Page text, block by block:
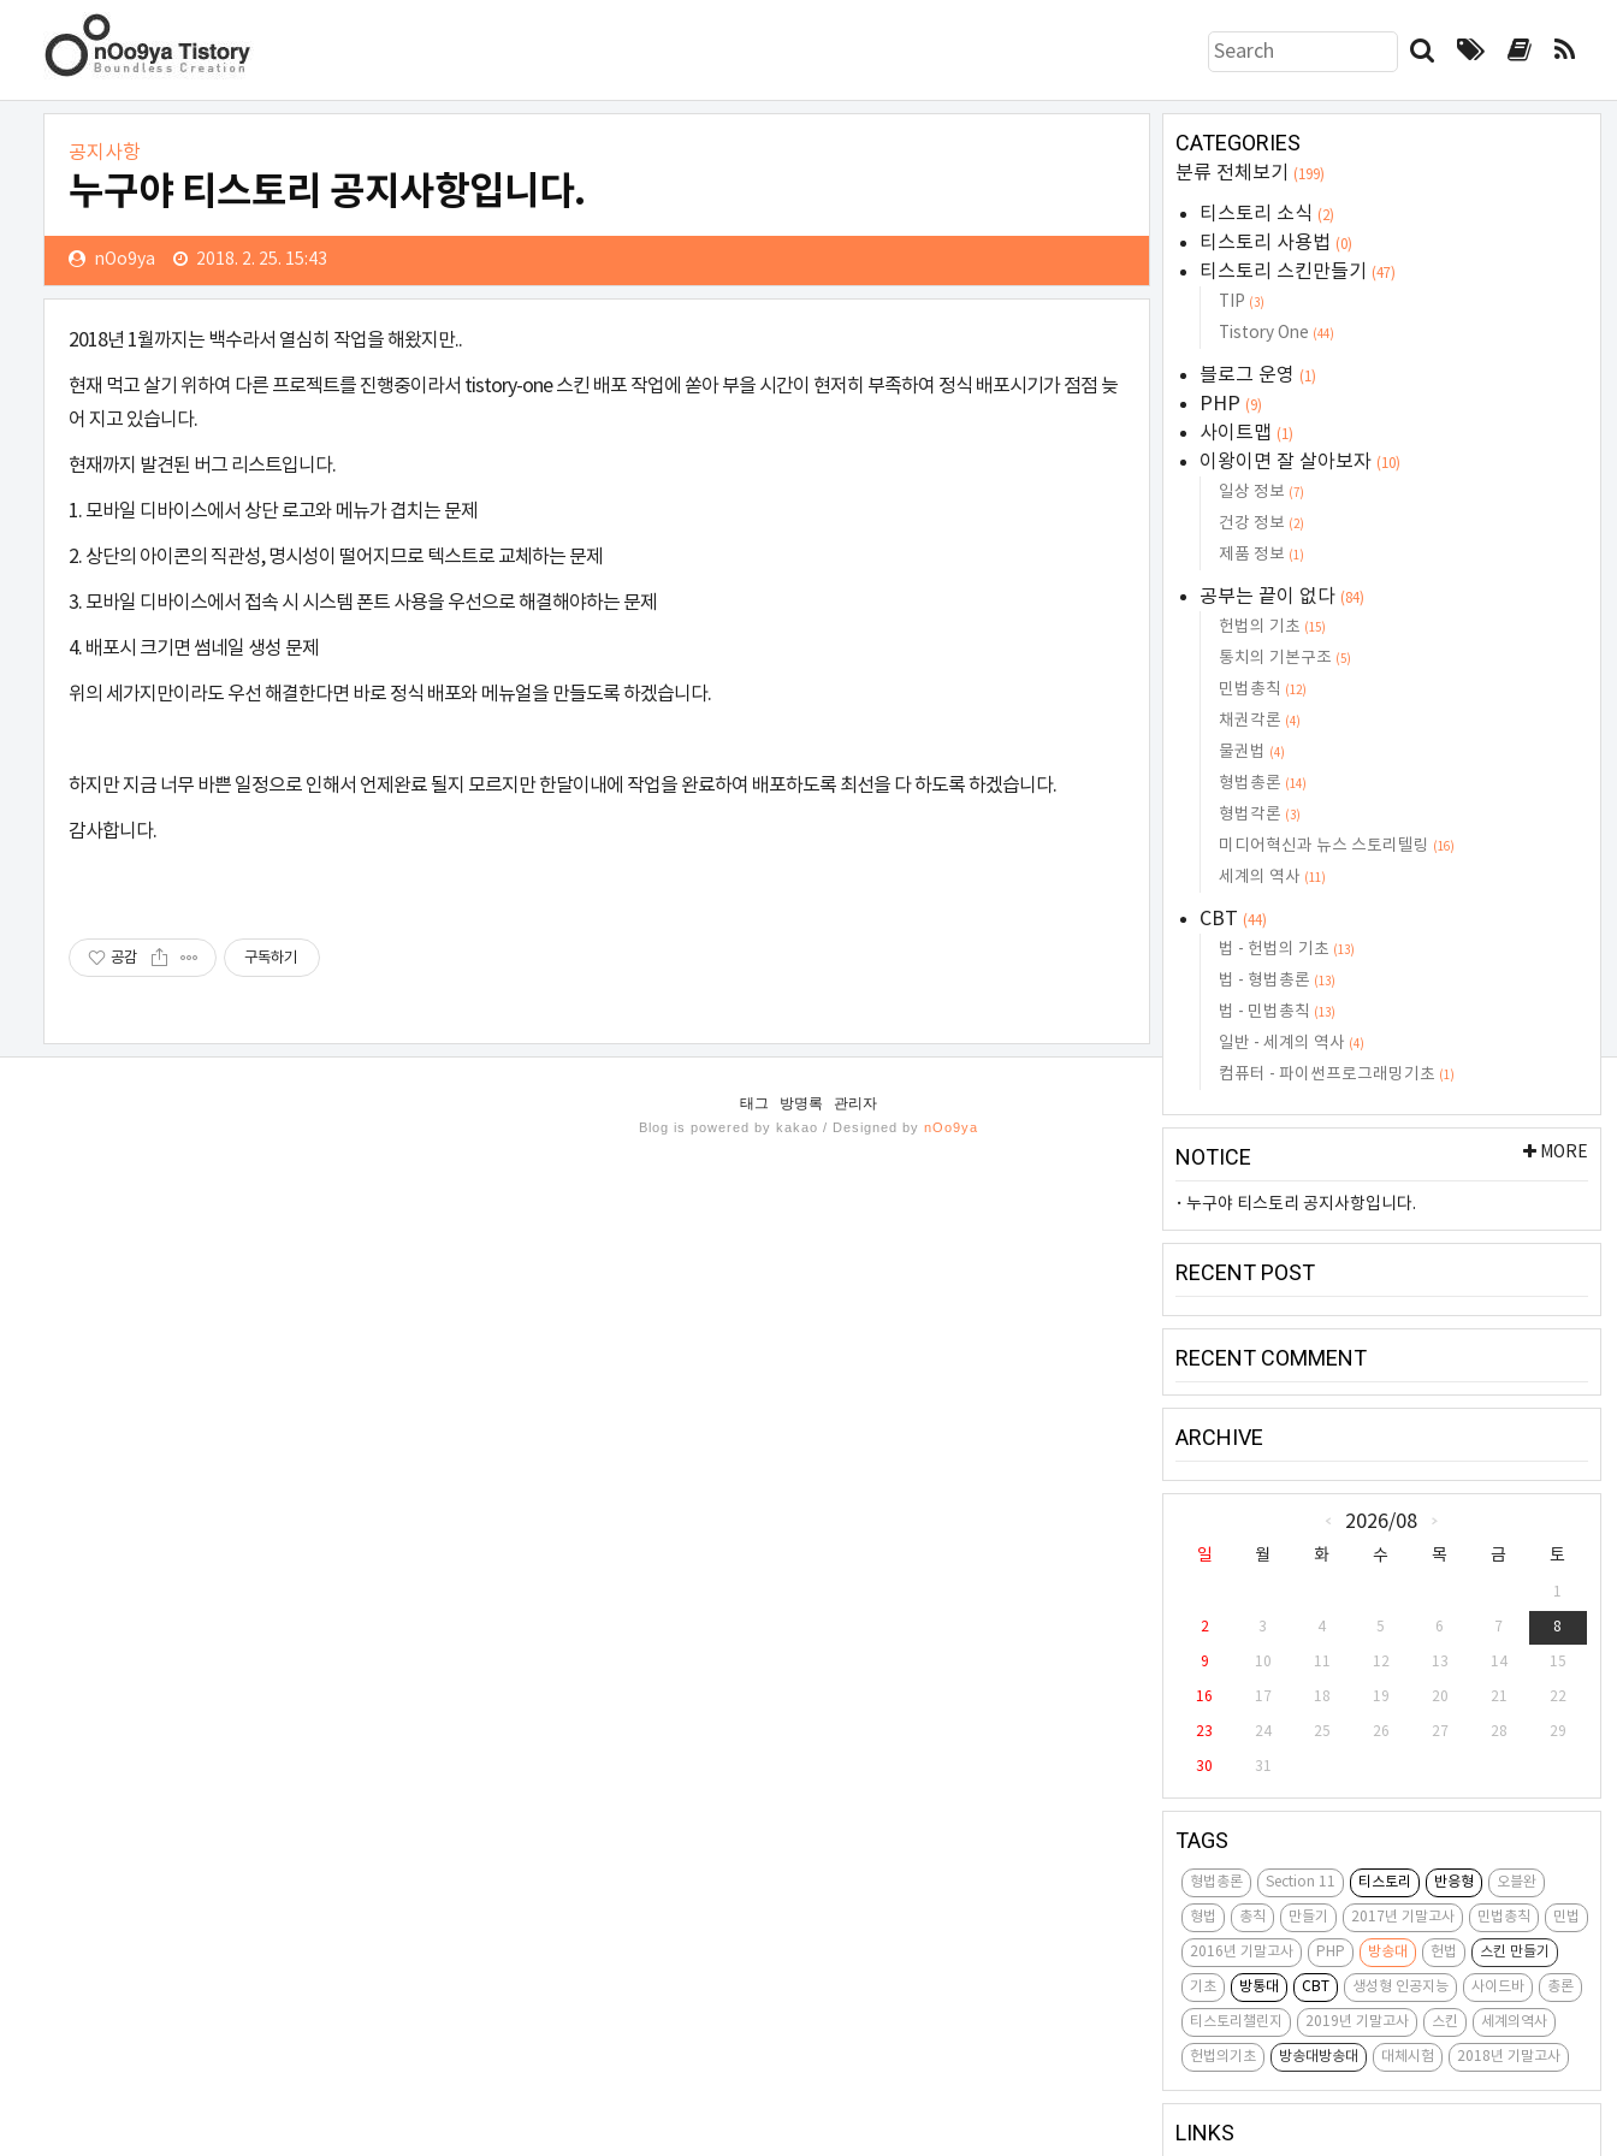
검
하
누
구
야
티
스
토
리
공
지
사
항
입
니
본
공지사항
누구야 티스토리 공지사항입니다.
nOo9ya 2018. 2. 25. 15:43
2018년 1월까지는 백수라서 열심히 작업을 해왔지만..
현재 먹고 살기 위하여 다른 프로젝트를 진행중이라서 tistory-one 스킨 배포 작업에 쏟아 부을 시간이 현저히 부족하여 정식 배포시기가 점점 늦
어 지고 있습니다.
현재까지 발견된 버그 리스트입니다.
1. 모바일 디바이스에서 상단 로고와 메뉴가 겹치는 문제
2. 상단의 아이콘의 직관성, 명시성이 떨어지므로 텍스트로 교체하는 문제
3. 모바일 디바이스에서 접속 시 시스템 폰트 사용을 우선으로 해결해야하는 문제
4. 배포시 크기면 썸네일 생성 문제
위의 세가지만이라도 우선 해결한다면 바로 정식 배포와 메뉴얼을 만들도록 하겠습니다.
하지만 지금 너무 바쁜 일정으로 인해서 언제완료 될지 모르지만 한달이내에 작업을 완료하여 배포하도록 최선을 다 하도록 하겠습니다.
감사합니다.
공감 구독하기
CATEGORIES
분류 전체보기 (199)
티스토리 소식 (2)
티스토리 사용법 (0)
티스토리 스킨만들기 (47)
TIP (3)
Tistory One (44)
블로그 운영 (1)
PHP (9)
사이트맵 (1)
이왕이면 잘 살아보자 (10)
일상 정보 (7)
건강 정보 (2)
제품 정보 (1)
공부는 끝이 없다 (84)
헌법의 기초 (15)
통치의 기본구조 (5)
민법총칙 (12)
채권각론 (4)
물권법 (4)
형법총론 (14)
형법각론 (3)
미디어혁신과 뉴스 스토리텔링 (16)
세계의 역사 (11)
CBT (44)
법 - 헌법의 기초 (13)
법 - 형법총론 (13)
법 - 민법총칙 (13)
일반 - 세계의 역사 (4)
컴퓨터 - 파이썬프로그래밍기초 (1)
NOTICE
누구야 티스토리 공지사항입니다.
MORE
RECENT POST
RECENT COMMENT
ARCHIVE
« 2026/08 »
일 월 화 수 목 금 토
1
2 3 4 5 6 7 8
9 10 11 12 13 14 15
16 17 18 19 20 21 22
23 24 25 26 27 28 29
30 31
TAGS
형법총론 Section 11 티스토리 반응형 오블완
형법 총칙 만들기 2017년 기말고사 민법총칙 민법
2016년 기말고사 PHP 방송대 헌법 스킨 만들기
기초 방통대 CBT 생성형 인공지능 사이드바 총론
티스토리챌린지 2019년 기말고사 스킨 세계의역사
헌법의기초 방송대방송대 대체시험 2018년 기말고사
LINKS
태그 방명록 관리자
Blog is powered by kakao / Designed by nOo9ya